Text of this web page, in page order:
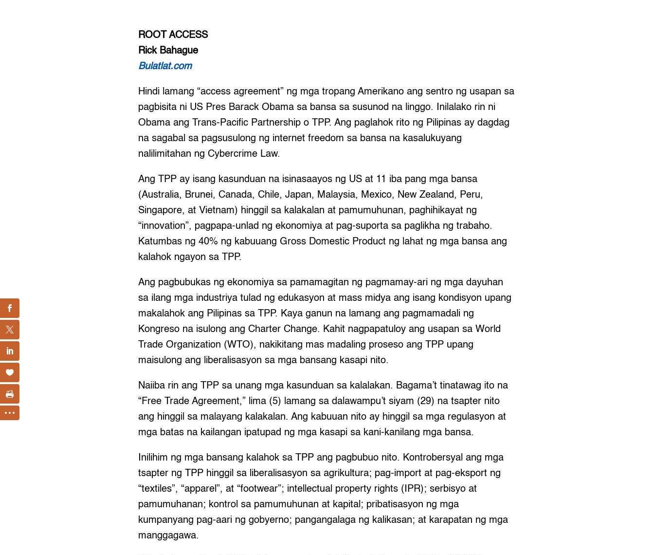
ROOT ACCESS
Rick Bahague
Bulatlat.com
Hindi lamang “access agreement” ng mga tropang Amerikano ang sentro ng usapan sa
pagbisita ni US Pres Barack Obama sa bansa sa susunod na linggo. Inilalako rin ni
Obama ang Trans-Pacific Partnership o TPP. Ang paglahok rito ng Pilipinas ay dagdag
na sagabal sa pagsusulong ng internet freedom sa bansa na kasalukuyang
nalilimitahan ng Cybercrime Law.
Ang TPP ay isang kasunduan na isinasaayos ng US at 11 iba pang mga bansa
(Australia, Brunei, Canada, Chile, Japan, Malaysia, Mexico, New Zealand, Peru,
Singapore, at Vietnam) hinggil sa kalakalan at pamumuhunan, paghihikayat ng
“innovation”, pagpapa-unlad ng ekonomiya at pag-suporta sa paglikha ng trabaho.
Katumbas ng 40% ng kabuuang Gross Domestic Product ng lahat ng mga bansa ang
kalahok ngayon sa TPP.
Ang pagbubukas ng ekonomiya sa pamamagitan ng pagmamay-ari ng mga dayuhan
sa ilang mga industriya tulad ng edukasyon at mass midya ang isang kondisyon upang
makalahok ang Pilipinas sa TPP. Kaya ganun na lamang ang pagmamadali ng
Kongreso na isulong ang Charter Change. Kahit nagpapatuloy ang usapan sa World
Trade Organization (WTO), nakikitang mas madaling proseso ang TPP upang
maisulong ang liberalisasyon sa mga bansang kasapi nito.
Naiiba rin ang TPP sa unang mga kasunduan sa kalalakan. Bagama’t tinatawag ito na
“Free Trade Agreement,” lima (5) lamang sa dalawampu’t siyam (29) na tsapter nito
ang hinggil sa malayang kalakalan. Ang kabuuan nito ay hinggil sa mga regulasyon at
mga batas na kailangan ipatupad ng mga kasapi sa kani-kanilang mga bansa.
Inilihim ng mga bansang kalahok sa TPP ang pagbubuo nito. Kontrobersyal ang mga
tsapter ng TPP hinggil sa liberalisasyon sa agrikultura; pag-import at pag-eksport ng
“textiles”, “apparel”, at “footwear”; intellectual property rights (IPR); serbisyo at
pamumuhanan; kontrol sa pamumuhunan at kapital; pribatisasyon ng mga
kumpanyang pag-aari ng gobyerno; pangangalaga ng kalikasan; at karapatan ng mga
manggagawa.